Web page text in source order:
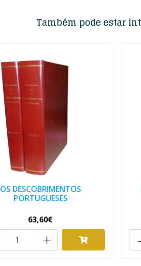
Também pode estar
OS DESCOBRIMENTOS
PORTUGUESES
63,60€
+